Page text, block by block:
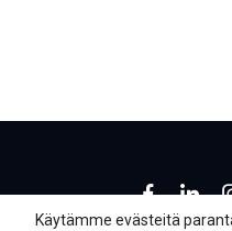
Facebook
Käytämme evästeitä